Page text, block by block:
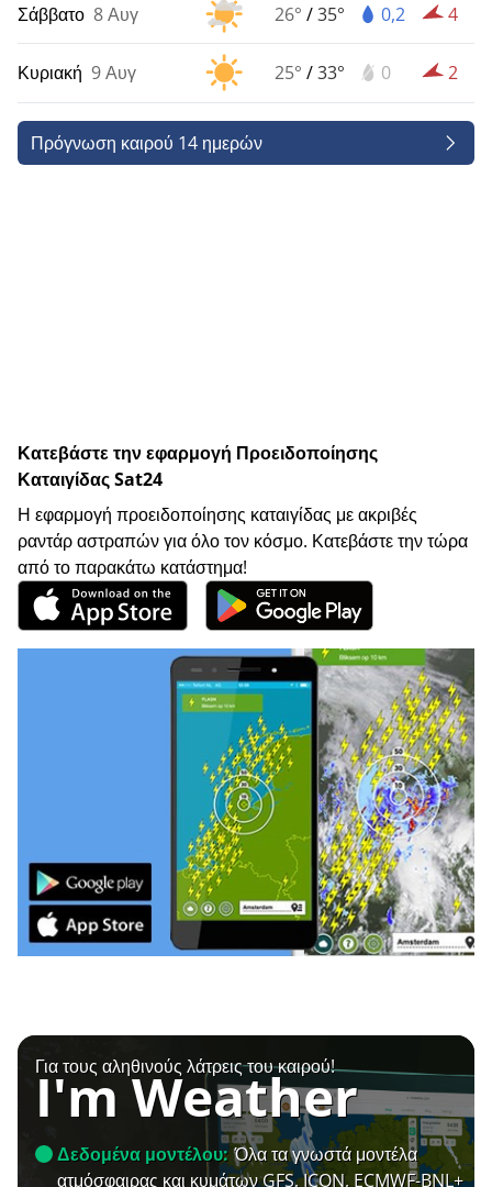
Σάββατο 8 Αυγ 26° /35° 0,2 4
Κυριακή 9 Αυγ 25° /33° 0 2
Πρόγνωση καιρού 14 ημερών
Κατεβάστε την εφαρμογή Προειδοποίησης
Καταιγίδας Sat24
Η εφαρμογή προειδοποίησης καταιγίδας με ακριβές
ραντάρ αστραπών για όλο τον κόσμο. Κατεβάστε την τώρα
από το παρακάτω κατάστημα!
Για τους αληθινούς λάτρεις του καιρού!
I'm Weather
Δεδομένα μοντέλου: Όλα τα γνωστά μοντέλα
ατμόσφαιρας και κυμάτων GFS, ICON, ECMWF-BNL+